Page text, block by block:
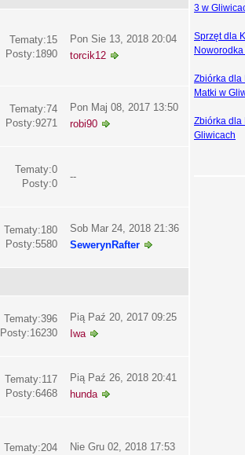
Tematy:15
Posty:1890
Pon Sie 13, 2018 20:04
torcik12
Tematy:74
Posty:9271
Pon Maj 08, 2017 13:50
robi90
Tematy:0
Posty:0
--
Tematy:180
Posty:5580
Sob Mar 24, 2018 21:36
SewerynRafter
Tematy:396
Posty:16230
Pią Paź 20, 2017 09:25
Iwa
Tematy:117
Posty:6468
Pią Paź 26, 2018 20:41
hunda
Tematy:204
Nie Gru 02, 2018 17:53
3 w
Sprzęt dla
Zbiórka dla
Matki w
Zbiórka dla
Gliwicach